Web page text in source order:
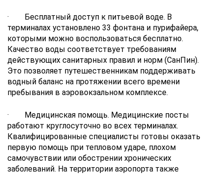
· Бесплатный доступ к питьевой воде. В
терминалах установлено 33 фонтана и пурифайера,
которыми можно воспользоваться бесплатно.
Качество воды соответствует требованиям
действующих санитарных правил и норм (СанПин).
Это позволяет путешественникам поддерживать
водный баланс на протяжении всего времени
пребывания в аэровокзальном комплексе.
· Медицинская помощь. Медицинские посты
работают круглосуточно во всех терминалах.
Квалифицированные специалисты готовы оказать
первую помощь при тепловом ударе, плохом
самочувствии или обострении хронических
заболеваний. На территории аэропорта также